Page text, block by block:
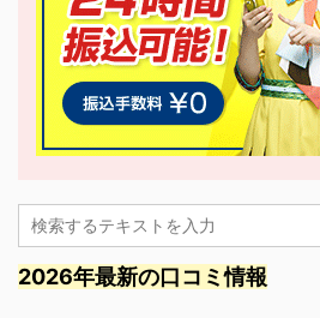
2026年最新の口コミ情報